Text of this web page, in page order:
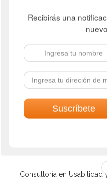
Consultoría en marketing
(Colombia) para el mundo
Consultoría en Usabilidad
Recibirás una